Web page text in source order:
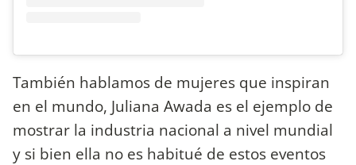
También hablamos de mujeres que inspiran
en el mundo, Juliana Awada es el ejemplo de
mostrar la industria nacional a nivel mundial
y si bien ella no es habitué de estos eventos